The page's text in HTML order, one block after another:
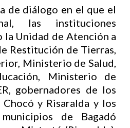
de diálogo en el que el
las instituciones
la Unidad de Atención a
Restitución de Tierras,
Ministerio de Salud,
Ministerio de
gobernadores de los
y Risaralda y los
de Bagadó